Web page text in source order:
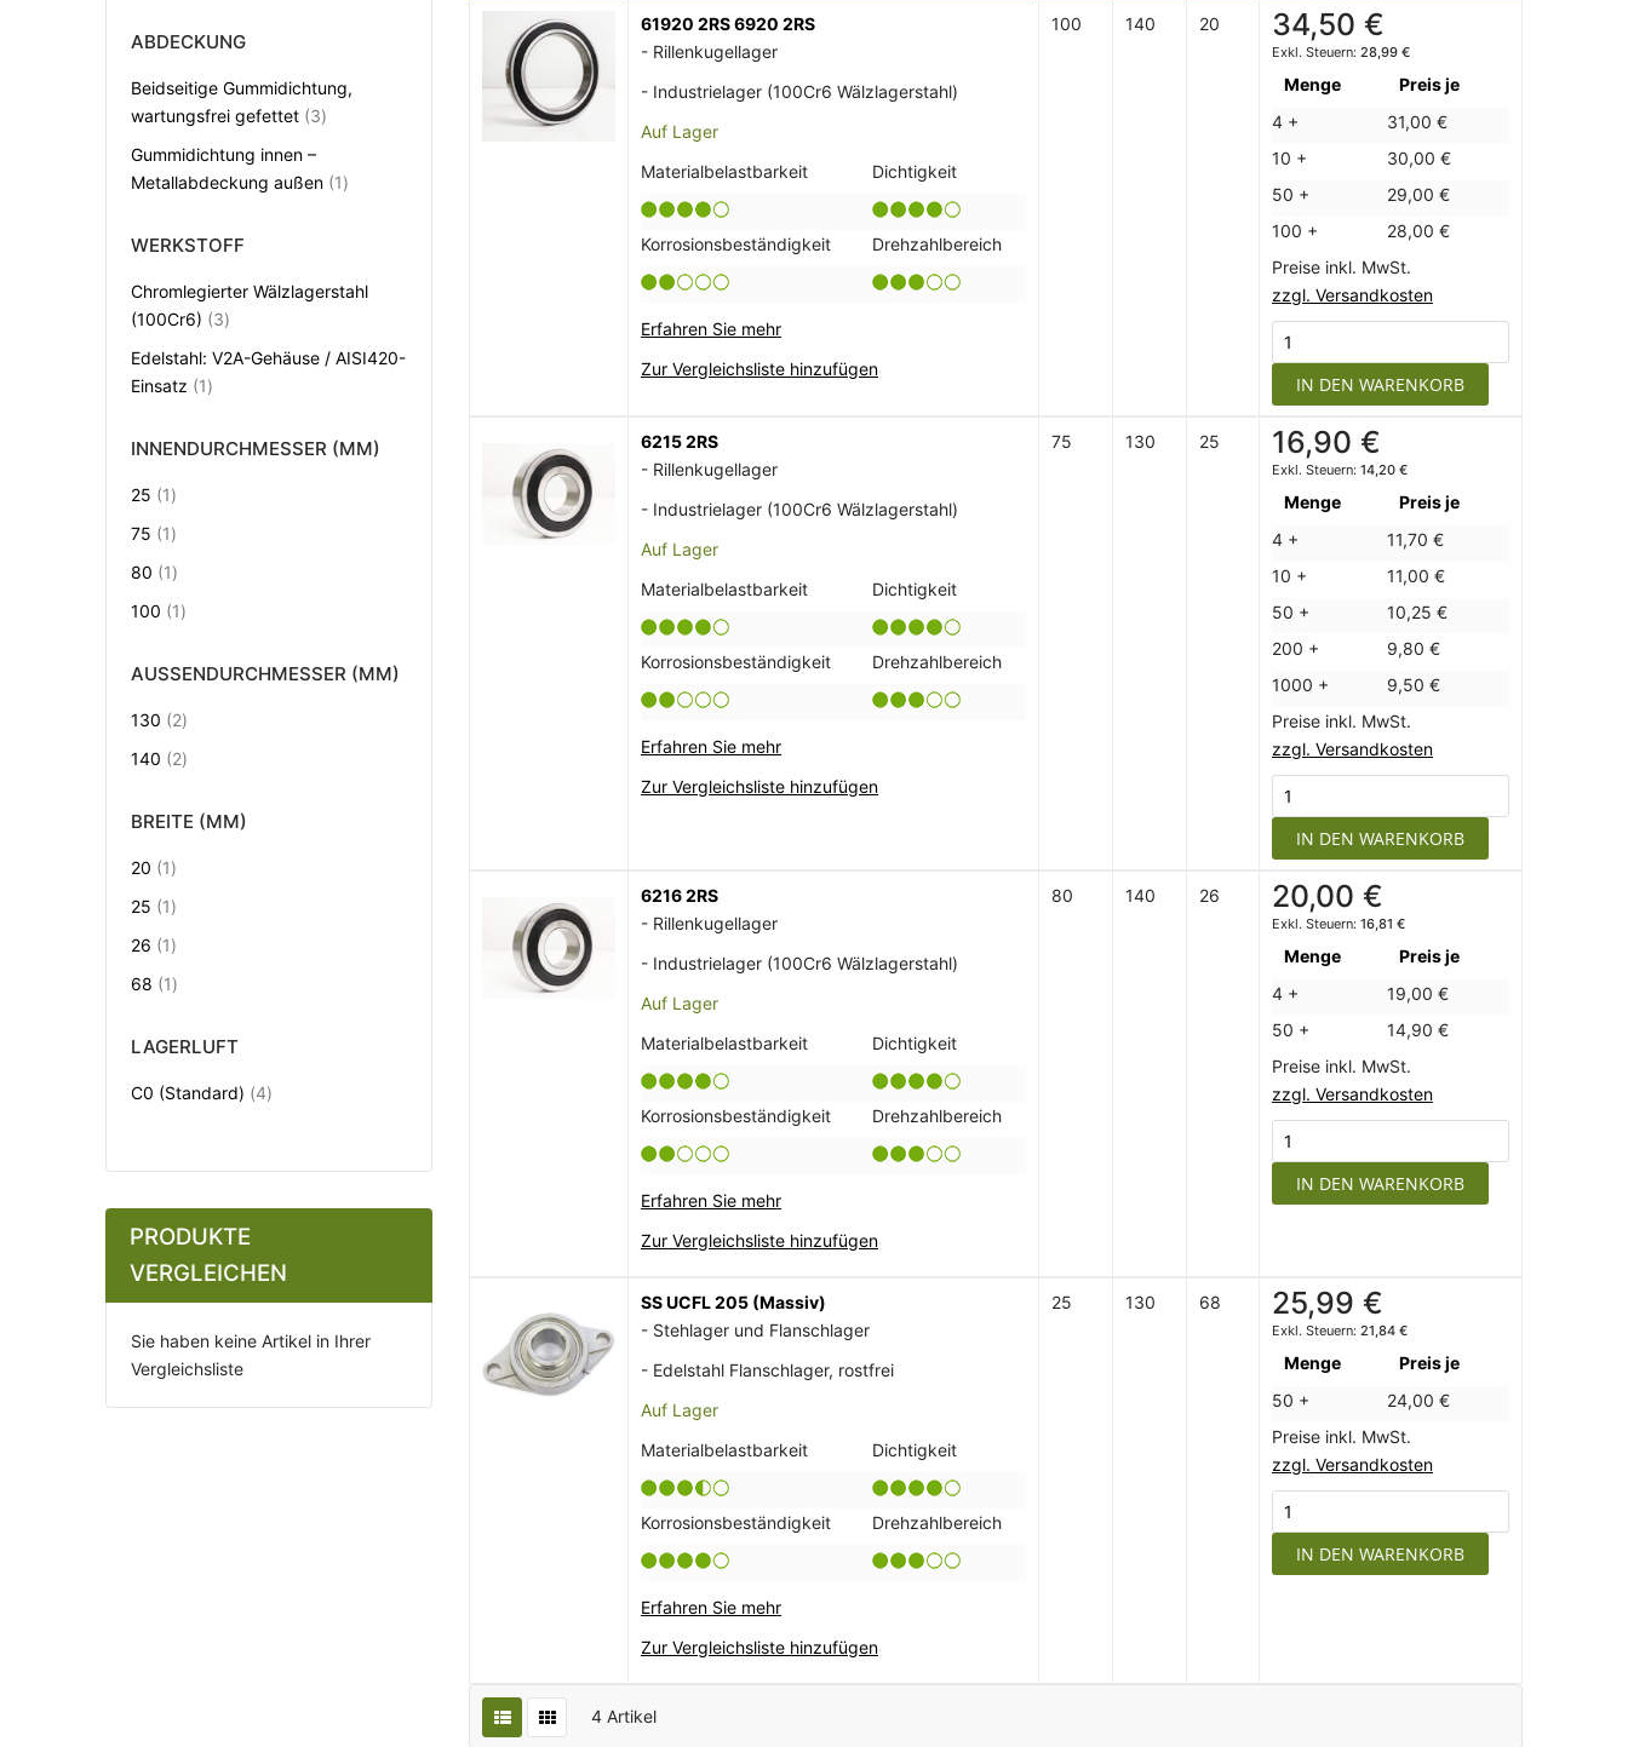
61920 2RS 6920 2RS
- Rillenkugellager
- Industrielager (100Cr6 Wälzlagerstahl)
Auf Lager
Materialbelastbarkeit
Dichtigkeit
Korrosionsbeständigkeit Drehzahlbereich
Erfahren Sie mehr
Zur Vergleichsliste hinzufügen
100 140 20 34,50 €
28,99 €
Menge
Preis je
4 +
31,00 €
10 +
30,00 €
50 +
29,00 €
100 +
28,00 €
Preise inkl. MwSt.
zzgl. Versandkosten
IN DEN WARENKORB
6215 2RS
- Rillenkugellager
- Industrielager (100Cr6 Wälzlagerstahl)
Auf Lager
Materialbelastbarkeit
Dichtigkeit
Korrosionsbeständigkeit Drehzahlbereich
Erfahren Sie mehr
Zur Vergleichsliste hinzufügen
75 130 25 16,90 €
14,20 €
Menge
Preis je
4 +
11,70 €
10 +
11,00 €
50 +
10,25 €
200 +
9,80 €
1000 +
9,50 €
Preise inkl. MwSt.
zzgl. Versandkosten
IN DEN WARENKORB
6216 2RS
- Rillenkugellager
- Industrielager (100Cr6 Wälzlagerstahl)
Auf Lager
Materialbelastbarkeit
Dichtigkeit
Korrosionsbeständigkeit Drehzahlbereich
Erfahren Sie mehr
Zur Vergleichsliste hinzufügen
80 140 26 20,00 €
16,81 €
Menge
Preis je
4 +
19,00 €
50 +
14,90 €
Preise inkl. MwSt.
zzgl. Versandkosten
IN DEN WARENKORB
SS UCFL 205 (Massiv)
- Stehlager und Flanschlager
- Edelstahl Flanschlager, rostfrei
Auf Lager
Materialbelastbarkeit
Dichtigkeit
Korrosionsbeständigkeit Drehzahlbereich
Erfahren Sie mehr
Zur Vergleichsliste hinzufügen
25 130 68 25,99 €
21,84 €
Menge
Preis je
50 +
24,00 €
Preise inkl. MwSt.
zzgl. Versandkosten
IN DEN WARENKORB
4 Artikel
ABDECKUNG
Beidseitige Gummidichtung,
wartungsfrei gefettet 3Artikel
Gummidichtung innen –
Metallabdeckung außen 1Artikel
WERKSTOFF
Chromlegierter Wälzlagerstahl
(100Cr6)
3Artikel
Edelstahl: V2A-Gehäuse / AISI420-
Einsatz
1Artikel
INNENDURCHMESSER (MM)
25 1Artikel
75
1Artikel
80
1Artikel
100
1Artikel
AUSSENDURCHMESSER (MM)
130 2Artikel
140
2Artikel
BREITE (MM)
20 1Artikel
25
1Artikel
26
1Artikel
68
1Artikel
LAGERLUFT
C0 (Standard) 4Artikel
PRODUKTE
VERGLEICHEN
Sie haben keine Artikel in Ihrer
Vergleichsliste